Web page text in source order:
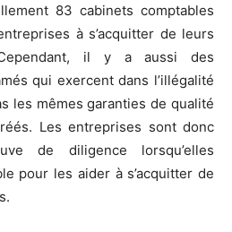
83 cabinets comptables
à s’acquitter de leurs
il y a aussi des
qui exercent dans l’illégalité
les mêmes garanties de qualité
Les entreprises sont donc
de diligence lorsqu’elles
pour les aider à s’acquitter de